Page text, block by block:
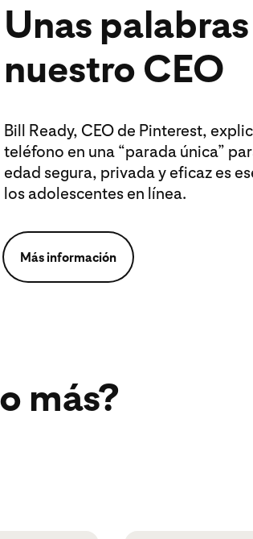
Unas
nuestro CEO
Bill Ready, CEO de Pinterest,
teléfono en una “parada única”
edad segura, privada y eficaz es
los adolescentes en línea.
Más información
más?